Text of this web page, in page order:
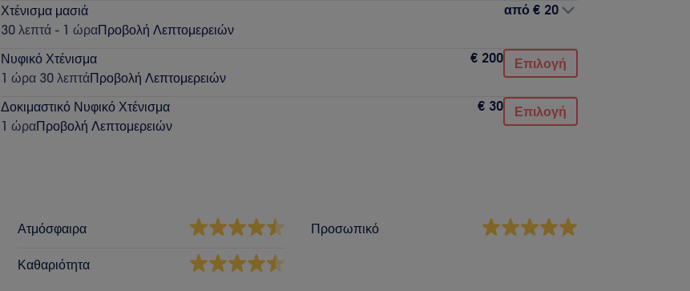
Χτένισμα μασιά
30 λεπτά - 1 ώραΠροβολή Λεπτομερειών
από € 20
Νυφικό Χτένισμα
1 ώρα 30 λεπτάΠροβολή Λεπτομερειών
€ 200 Επιλογή
Δοκιμαστικό Νυφικό Χτένισμα
1 ώραΠροβολή Λεπτομερειών
€ 30 Επιλογή
Ατμόσφαιρα
Καθαριότητα
Προσωπικό